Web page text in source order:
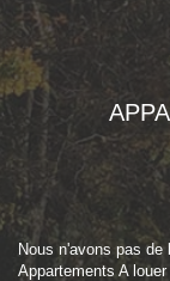
Nous n'avons pas
Appartements A